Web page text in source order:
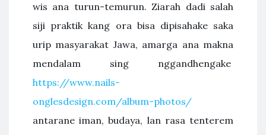
wis ana turun-temurun. Ziarah dadi salah
siji praktik kang ora bisa dipisahake saka
urip masyarakat Jawa, amarga ana makna
mendalam sing nggandhengake
https://www.nails-
onglesdesign.com/album-photos/
antarane iman, budaya, lan rasa tenterem